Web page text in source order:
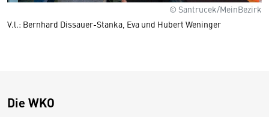
© Santrucek/MeinBezirk
V.l.: Bernhard Dissauer-Stanka, Eva und Hubert Weninger
Die WKO